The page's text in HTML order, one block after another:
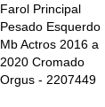
ou7x deR$
99,97